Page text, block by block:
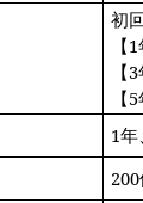
初
1年
200